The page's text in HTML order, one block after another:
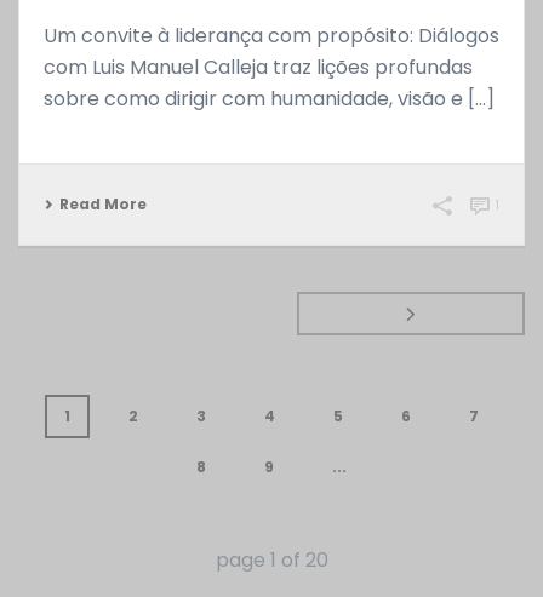
Um convite à liderança com propósito: Diálogos
com Luis Manuel Calleja traz lições profundas
sobre como dirigir com humanidade, visão e [...]
Read More 1
1 2 3 4 5 6 7
8 9 ...
page 1 of 20